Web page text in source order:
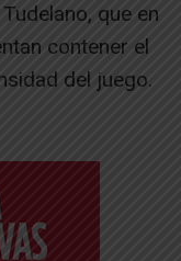
que en
contener el
del juego.